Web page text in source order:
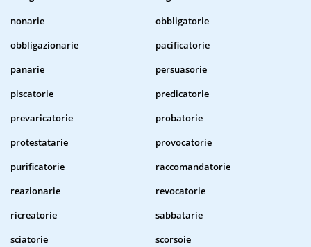
nonarie
obbligatorie
obbligazionarie
pacificatorie
panarie
persuasorie
piscatorie
predicatorie
prevaricatorie
probatorie
protestatarie
provocatorie
purificatorie
raccomandatorie
reazionarie
revocatorie
ricreatorie
sabbatarie
sciatorie
scorsoie